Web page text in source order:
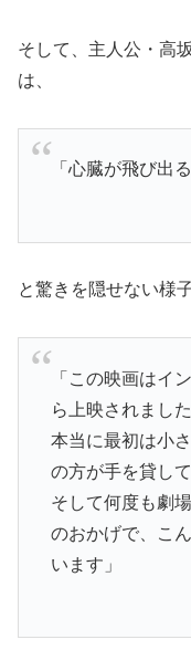
そして、主人公・高
は、
「心臓が飛び出
と驚きを隠せない様
「この映画はイ
ら上映されました
本当に最初は小
の方が手を貸して
そして何度も劇
のおかげで、こ
います」